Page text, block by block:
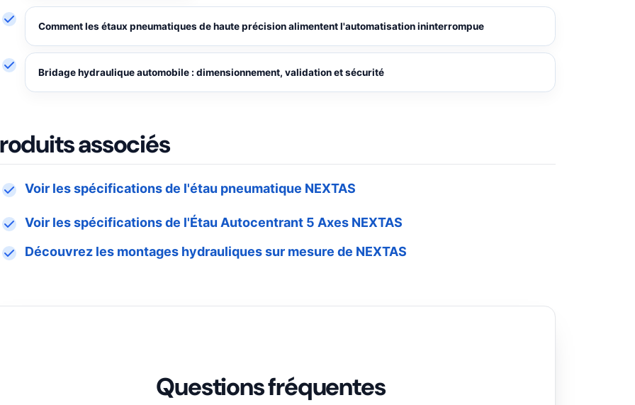
Comment les étaux pneumatiques de haute précision alimentent l'automatisation ininterrompue
Bridage hydraulique automobile : dimensionnement, validation et sécurité
associés
Voir les spécifications de l'étau pneumatique NEXTAS
Voir les spécifications de l'Étau Autocentrant 5 Axes NEXTAS
Découvrez les montages hydrauliques sur mesure de NEXTAS
Questions fréquentes